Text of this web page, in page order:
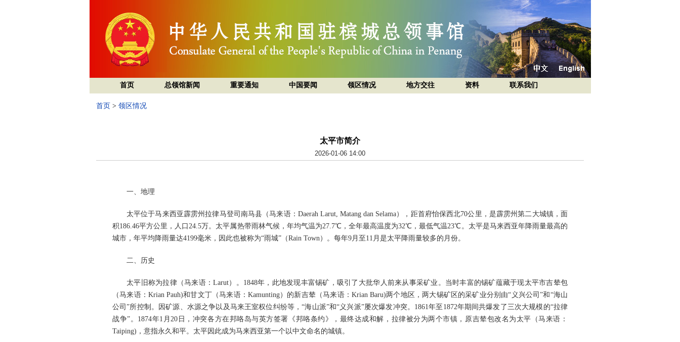
首页 总领馆新闻 重要通知 中国要闻 领区情况 地方交往 资料 联系我们
首页 > 领区情况
太平市简介
2026-01-06 14:00
一、地理
太平位于马来西亚霹雳州拉律马登司南马县（马来语：Daerah Larut, Matang dan Selama），距首府怡保西北70公里，是霹雳州第二大城镇，面
积186.46平方公里，人口24.5万。太平属热带雨林气候，年均气温为27.7℃，全年最高温度为32℃，最低气温23℃。太平是马来西亚年降雨量最高的
城市，年平均降雨量达4199毫米，因此也被称为“雨城”（Rain Town）。每年9月至11月是太平降雨量较多的月份。
二、历史
太平旧称为拉律（马来语：Larut）。1848年，此地发现丰富锡矿，吸引了大批华人前来从事采矿业。当时丰富的锡矿蕴藏于现太平市吉辇包
（马来语：Krian Pauh)和甘文丁（马来语：Kamunting）的新吉辇（马来语：Krian Baru)两个地区，两大锡矿区的采矿业分别由“义兴公司”和“海山
公司”所控制。因矿源、水源之争以及马来王室权位纠纷等，“海山派”和“义兴派”屡次爆发冲突。1861年至1872年期间共爆发了三次大规模的“拉律
战争”。1874年1月20日，冲突各方在邦咯岛与英方签署《邦咯条约》，最终达成和解，拉律被分为两个市镇，原吉辇包改名为太平（马来语：
Taiping)，意指永久和平。太平因此成为马来西亚第一个以中文命名的城镇。